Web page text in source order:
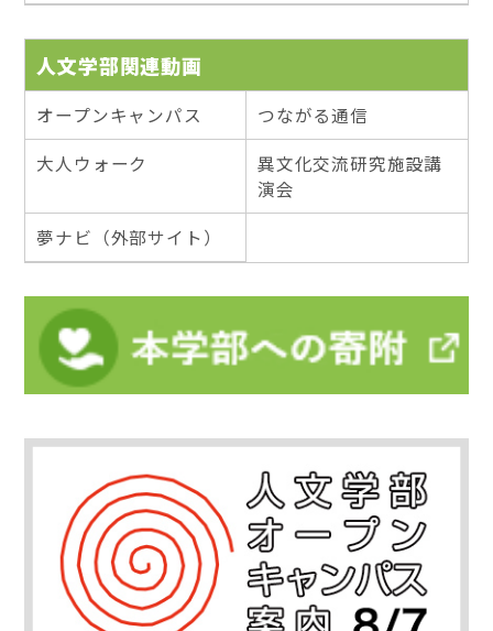
人文学部関連動画
オープンキャンパス
つながる通信
大人ウォーク
異文化交流研究施設講
演会
夢ナビ（外部サイト）